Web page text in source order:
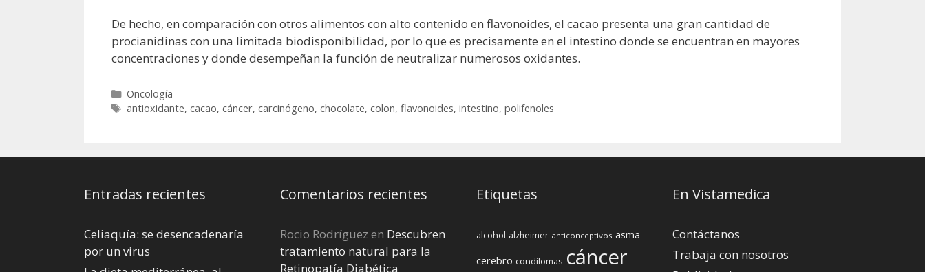
De hecho, en comparación con otros alimentos con alto contenido en flavonoides, el cacao presenta una gran cantidad de
procianidinas con una limitada biodisponibilidad, por lo que es precisamente en el intestino donde se encuentran en mayores
concentraciones y donde desempeñan la función de neutralizar numerosos oxidantes.
Categorías
Oncología
Etiquetas
antioxidante, cacao, cáncer, carcinógeno, chocolate, colon, flavonoides, intestino, polifenoles
Entradas recientes
Celiaquía: se desencadenaría
por un virus
Comentarios recientes
Rocio Rodríguez en Descubren
tratamiento natural para la
Retinopatía Diabética
Etiquetas
alcohol alzheimer anticonceptivos asma
cerebro condilomas cáncer
En Vistamedica
Contáctanos
Trabaja con nosotros